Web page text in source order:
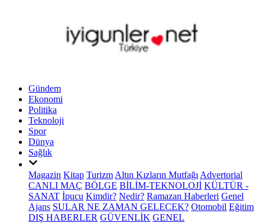
Gündem
Ekonomi
Politika
Teknoloji
Spor
Dünya
Sağlık
Magazin Kitap Turizm Altın Kızların Mutfağı Advertorial
CANLI MAÇ BÖLGE BİLİM-TEKNOLOJİ KÜLTÜR -
SANAT İpucu Kimdir? Nedir? Ramazan Haberleri Genel
Ajans SULAR NE ZAMAN GELECEK? Otomobil Eğitim
DIŞ HABERLER GÜVENLİK GENEL